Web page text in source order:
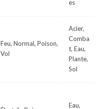
es
Feu, Normal, Poison,
Vol
Acier,
Comba
t, Eau,
Plante,
Sol
Eau,